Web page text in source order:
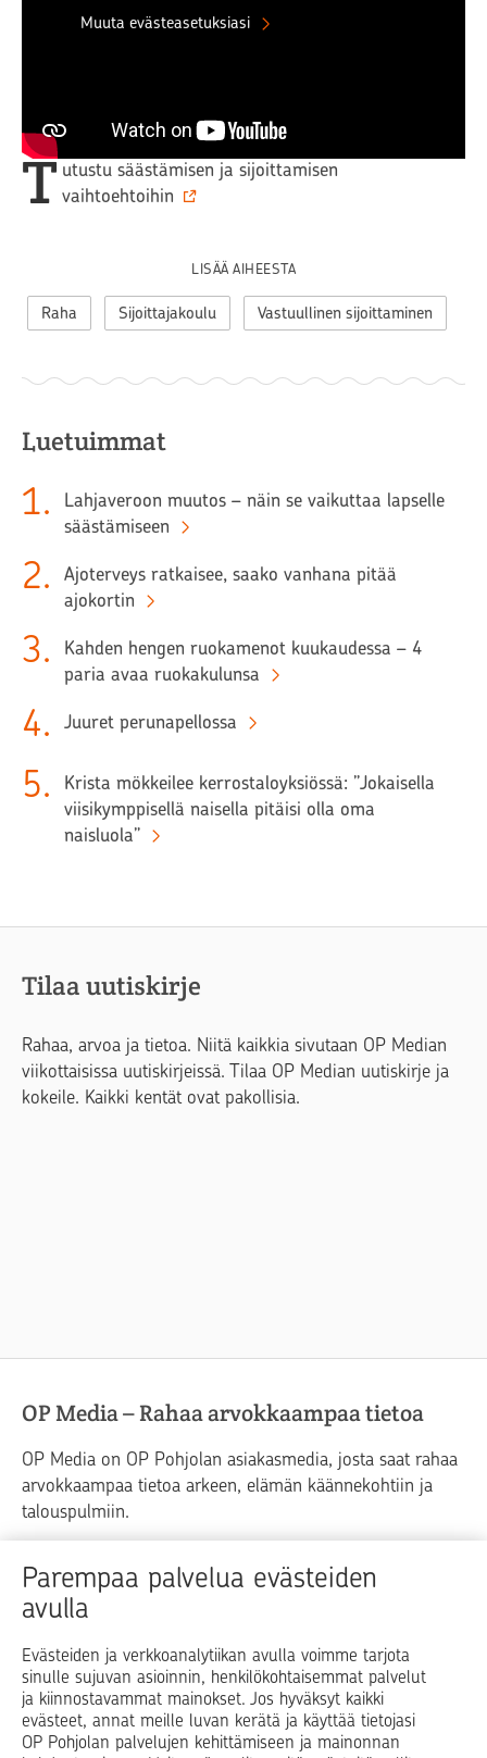
Parempaa palvelua evästeiden
avulla
Evästeiden ja verkkoanalytiikan avulla voimme tarjota
sinulle sujuvan asioinnin, henkilökohtaisemmat palvelut
ja kiinnostavammat mainokset. Jos hyväksyt kaikki
evästeet, annat meille luvan kerätä ja käyttää tietojasi
OP Pohjolan palvelujen kehittämiseen ja mainonnan
Muuta evästeasetuksiasi
T utustu säästämisen ja sijoittamisen
vaihtoehtoihin
LISÄÄ AIHEESTA
Raha Sijoittajakoulu Vastuullinen sijoittaminen
Luetuimmat
1.
Lahjaveroon muutos – näin se vaikuttaa lapselle
säästämiseen
2.
Ajoterveys ratkaisee, saako vanhana pitää
ajokortin
3.
Kahden hengen ruokamenot kuukaudessa – 4
paria avaa ruokakulunsa
4. Juuret perunapellossa
5.
Krista mökkeilee kerrostaloyksiössä: ”Jokaisella
viisikymppisellä naisella pitäisi olla oma
naisluola”
Tilaa uutiskirje
Rahaa, arvoa ja tietoa. Niitä kaikkia sivutaan OP Median
viikottaisissa uutiskirjeissä. Tilaa OP Median uutiskirje ja
kokeile. Kaikki kentät ovat pakollisia.
OP Media – Rahaa arvokkaampaa tietoa
OP Media on OP Pohjolan asiakasmedia, josta saat rahaa
arvokkaampaa tietoa arkeen, elämän käännekohtiin ja
talouspulmiin.
Raha Elämä
Yrityselämä
Blogit ja puheenvuorot
Op.fi OP Koti Pohjola Vahinkoapu
Facebook
X LinkedInInstagram